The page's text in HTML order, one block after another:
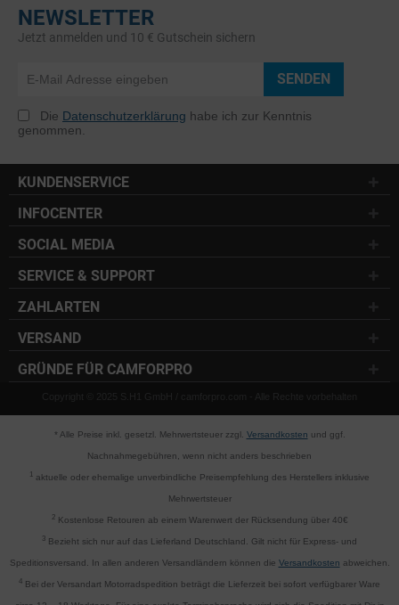
NEWSLETTER
Jetzt anmelden und 10 € Gutschein sichern
SENDEN
Die Datenschutzerklärung habe ich zur Kenntnis
genommen.
KUNDENSERVICE
INFOCENTER
SOCIAL MEDIA
SERVICE & SUPPORT
ZAHLARTEN
VERSAND
GRÜNDE FÜR CAMFORPRO
Copyright © 2025 S.H1 GmbH / camforpro.com - Alle Rechte vorbehalten
* Alle Preise inkl. gesetzl. Mehrwertsteuer zzgl. Versandkosten und ggf.
Nachnahmegebühren, wenn nicht anders beschrieben
aktuelle oder ehemalige unverbindliche Preisempfehlung des Herstellers inklusive
Mehrwertsteuer
2Kostenlose Retouren ab einem Warenwert der Rücksendung über 40€
3 Bezieht sich nur auf das Lieferland Deutschland. Gilt nicht für Express- und
Speditionsversand. In allen anderen Versandländern können die Versandkosten abweichen.
4 Bei der Versandart Motorradspedition beträgt die Lieferzeit bei sofort verfügbarer Ware